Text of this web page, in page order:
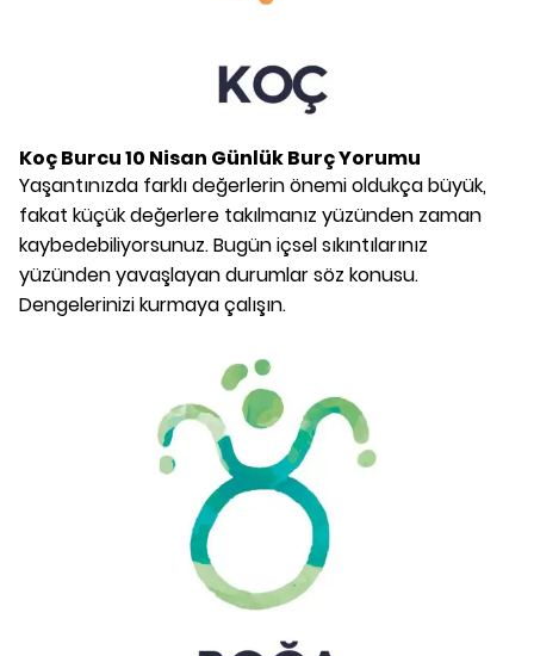
Koç Burcu10 Nisan Günlük Burç Yorumu
Yaşantınızda farklı değerlerin önemi oldukça büyük,
fakat küçük değerlere takılmanız yüzünden zaman
kaybedebiliyorsunuz. Bugün içsel sıkıntılarınız
yüzünden yavaşlayan durumlar söz konusu.
Dengelerinizi kurmaya çalışın.